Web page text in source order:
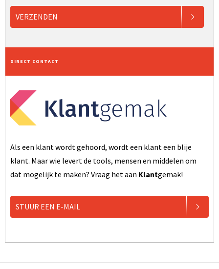
VERZENDEN
DIRECT CONTACT
Als een klant wordt gehoord, wordt een klant een blije
klant. Maar wie levert de tools, mensen en middelen om
dat mogelijk te maken? Vraag het aan Klantgemak!
STUUR EEN E-MAIL